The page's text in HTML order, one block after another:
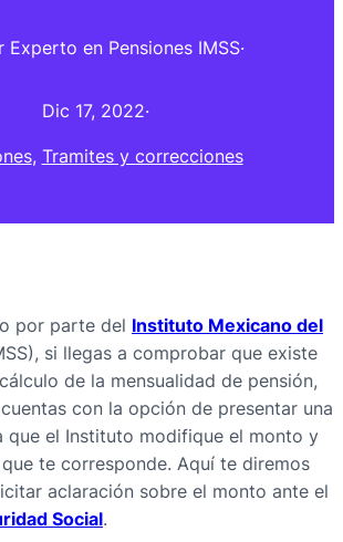
Experto en Pensiones IMSS·
Dic 17, 2022·
, Tramites y correcciones
por parte del Instituto Mexicano del
si llegas a comprobar que existe
de la mensualidad de pensión,
con la opción de presentar una
que el Instituto modifique el monto y
te corresponde. Aquí te diremos
aclaración sobre el monto ante el
Social.